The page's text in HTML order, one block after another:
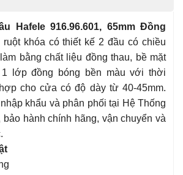
Hafele 916.96.601, 65mm Đồng
ruột khóa có thiết kế 2 đầu có chiều
bằng chất liệu đồng thau, bề mặt
lớp đồng bóng bền màu với thời
cho cửa có độ dày từ 40-45mm.
khẩu và phân phối tại Hệ Thống
bảo hành chính hãng, vận chuyển và